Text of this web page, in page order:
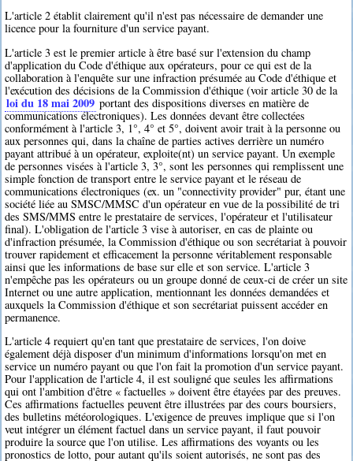
L'article 2 établit clairement qu'il n'est pas nécessaire de demander une
licence pour la fourniture d'un service payant.
L'article 3 est le premier article à être basé sur l'extension du champ
d'application du Code d'éthique aux opérateurs, pour ce qui est de la
collaboration à l'enquête sur une infraction présumée au Code d'éthique et
l'exécution des décisions de la Commission d'éthique (voir article 30 de la
loi du 18 mai 2009 portant des dispositions diverses en matière de
communications électroniques). Les données devant être collectées
conformément à l'article 3, 1°, 4° et 5°, doivent avoir trait à la personne ou
aux personnes qui, dans la chaîne de parties actives derrière un numéro
payant attribué à un opérateur, exploite(nt) un service payant. Un exemple
de personnes visées à l'article 3, 3°, sont les personnes qui remplissent une
simple fonction de transport entre le service payant et le réseau de
communications électroniques (ex. un "connectivity provider" pur, étant une
société liée au SMSC/MMSC d'un opérateur en vue de la possibilité de tri
des SMS/MMS entre le prestataire de services, l'opérateur et l'utilisateur
final). L'obligation de l'article 3 vise à autoriser, en cas de plainte ou
d'infraction présumée, la Commission d'éthique ou son secrétariat à pouvoir
trouver rapidement et efficacement la personne véritablement responsable
ainsi que les informations de base sur elle et son service. L'article 3
n'empêche pas les opérateurs ou un groupe donné de ceux-ci de créer un site
Internet ou une autre application, mentionnant les données demandées et
auxquels la Commission d'éthique et son secrétariat puissent accéder en
permanence.
L'article 4 requiert qu'en tant que prestataire de services, l'on doive
également déjà disposer d'un minimum d'informations lorsqu'on met en
service un numéro payant ou que l'on fait la promotion d'un service payant.
Pour l'application de l'article 4, il est souligné que seules les affirmations
qui ont l'ambition d'être « factuelles » doivent être étayées par des preuves.
Ces affirmations factuelles peuvent être illustrées par des cours boursiers,
des bulletins météorologiques. L'exigence de preuves implique que si l'on
veut intégrer un élément factuel dans un service payant, il faut pouvoir
produire la source que l'on utilise. Les affirmations des voyants ou les
pronostics de lotto, pour autant qu'ils soient autorisés, ne sont pas des